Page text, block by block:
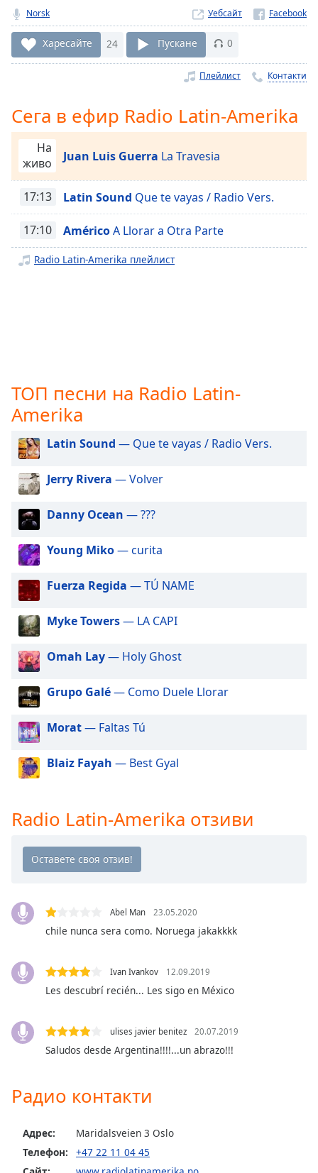
Chapters
Chapters
descriptions
off,
selected
Subtitles
subtitles
settings,
opens
subtitles
settings
Picture-
in-
Picture
This
modal
window.
dialog
window.
Escape
cancel
and
close
window.
Text
Color
Text
Background
Color
Opacity
Edge
Style
Norsk Уебсайт
Харесайте 24 Пускане 0
Плейлист Контакти
Сега в ефир Radio Latin-Amerika
На
живо
Juan Luis Guerra La Travesia
17:13 Latin Sound Que te vayas / Radio Vers.
17:10 AméricoA Llorar a Otra Parte
Radio Latin-Amerika плейлист
ТОП песни на Radio Latin-
Amerika
Latin Sound — Que te vayas / Radio Vers.
Jerry Rivera — Volver
Danny Ocean — ???
Young Miko— curita
Fuerza Regida — TÚ NAME
Myke Towers— LA CAPI
Omah Lay— Holy Ghost
Grupo Galé— Como Duele Llorar
Morat— Faltas Tú
Blaiz Fayah — Best Gyal
Radio Latin-Amerika отзиви
Abel Man 23.05.2020
chile nunca sera como. Noruega jakakkkk
Ivan Ivankov 12.09.2019
Les descubrí recién... Les sigo en México
ulises javier benitez 20.07.2019
Saludos desde Argentina!!!!...un abrazo!!!
Радио контакти
Адрес:
Maridalsveien 3 Oslo
Телефон:
+47 22 11 04 45